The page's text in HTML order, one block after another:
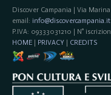
Discover Campania | Via Marina
email: info@discovercampania.it
P.IVA: 09333031210 | N°
HOME| PRIVACY | CREDITS